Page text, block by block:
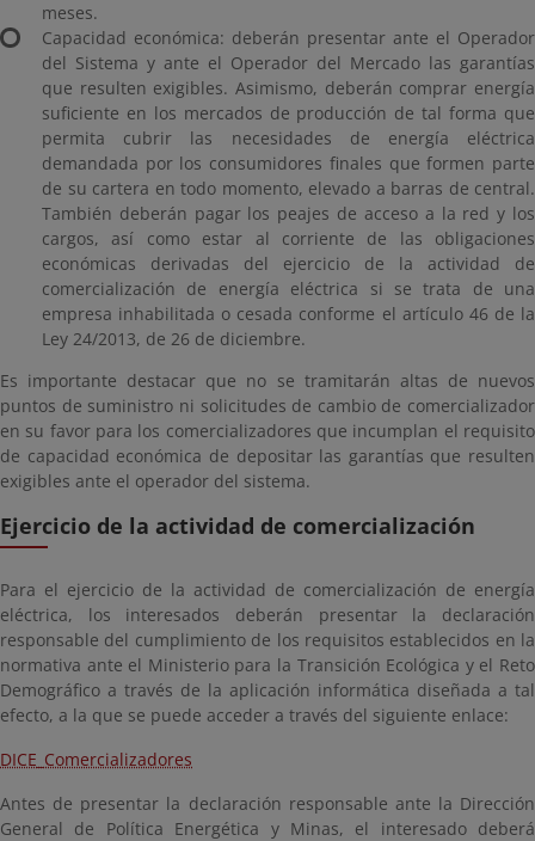
meses.
Capacidad económica: deberán presentar ante el Operador
del Sistema y ante el Operador del Mercado las garantías
que resulten exigibles. Asimismo, deberán comprar energía
suficiente en los mercados de producción de tal forma que
permita cubrir las necesidades de energía eléctrica
demandada por los consumidores finales que formen parte
de su cartera en todo momento, elevado a barras de central.
También deberán pagar los peajes de acceso a la red y los
cargos, así como estar al corriente de las obligaciones
económicas derivadas del ejercicio de la actividad de
comercialización de energía eléctrica si se trata de una
empresa inhabilitada o cesada conforme el artículo 46 de la
Ley 24/2013, de 26 de diciembre.
Es importante destacar que no se tramitarán altas de nuevos
puntos de suministro ni solicitudes de cambio de comercializador
en su favor para los comercializadores que incumplan el requisito
de capacidad económica de depositar las garantías que resulten
exigibles ante el operador del sistema.
Ejercicio de la actividad de comercialización
Para el ejercicio de la actividad de comercialización de energía
eléctrica, los interesados deberán presentar la declaración
responsable del cumplimiento de los requisitos establecidos en la
normativa ante el Ministerio para la Transición Ecológica y el Reto
Demográfico a través de la aplicación informática diseñada a tal
efecto, a la que se puede acceder a través del siguiente enlace:
DICE_Comercializadores
Antes de presentar la declaración responsable ante la Dirección
General de Política Energética y Minas, el interesado deberá